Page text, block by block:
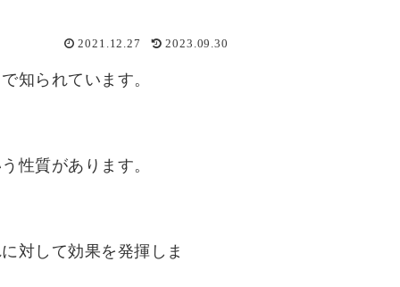
2021.12.27 2023.09.30
知られています。
性質があります。
対して効果を発揮しま